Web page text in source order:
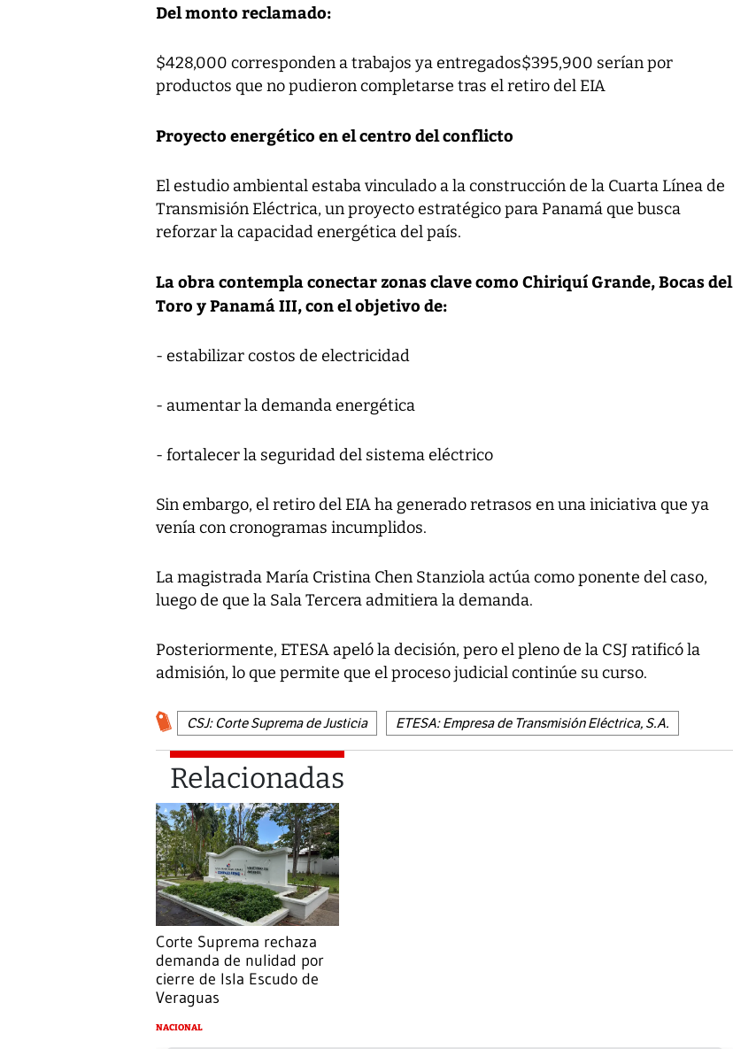
Del monto reclamado:
$428,000 corresponden a trabajos ya entregados$395,900 serían por
productos que no pudieron completarse tras el retiro del EIA
Proyecto energético en el centro del conflicto
El estudio ambiental estaba vinculado a la construcción de la Cuarta Línea de
Transmisión Eléctrica, un proyecto estratégico para Panamá que busca
reforzar la capacidad energética del país.
La obra contempla conectar zonas clave como Chiriquí Grande, Bocas del
Toro y Panamá III, con el objetivo de:
- estabilizar costos de electricidad
- aumentar la demanda energética
- fortalecer la seguridad del sistema eléctrico
Sin embargo, el retiro del EIA ha generado retrasos en una iniciativa que ya
venía con cronogramas incumplidos.
La magistrada María Cristina Chen Stanziola actúa como ponente del caso,
luego de que la Sala Tercera admitiera la demanda.
Posteriormente, ETESA apeló la decisión, pero el pleno de la CSJ ratificó la
admisión, lo que permite que el proceso judicial continúe su curso.
CSJ: Corte Suprema de Justicia ETESA: Empresa de Transmisión Eléctrica, S.A.
Relacionadas
Corte Suprema rechaza
demanda de nulidad por
cierre de Isla Escudo de
Veraguas
NACIONAL